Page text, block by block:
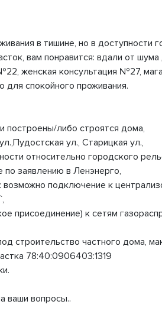
в тишине, но в доступности
вам понравится: вдали от
женская консультация №27,
для спокойного проживания.
построены/либо строятся дома,
ул., Старицкая ул.,
относительно городского
по заявлению в Ленэнерго,
подключение к
присоединение) к сетям
строительство частного дома,
78:40:0906403:1319
ваши вопросы..